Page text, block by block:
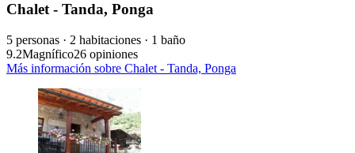
Chalet - Tanda, Ponga
5 personas · 2 habitaciones · 1 baño
9.2Magnífico26 opiniones
Más información sobre Chalet - Tanda, Ponga